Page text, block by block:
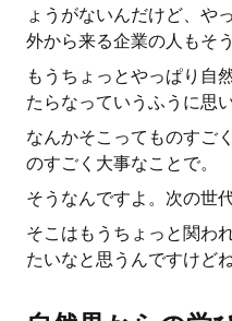
ょうがないんだけど、や
外から来る企業の人もそ
もうちょっとやっぱり自
たらなっていうふうに思
なんかそこってものすご
のすごく大事なことで。
そうなんですよ。次の世
そこはもうちょっと関わ
たいなと思うんですけどね